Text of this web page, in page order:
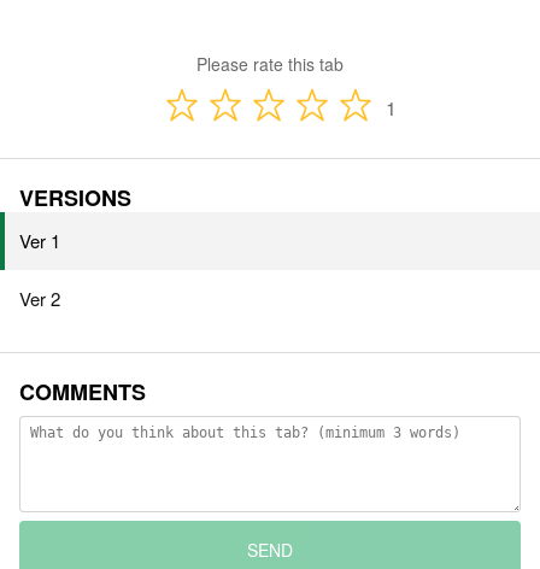
Please rate this tab
1
VERSIONS
Ver 1
Ver 2
COMMENTS
SEND